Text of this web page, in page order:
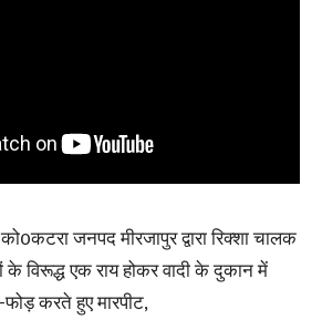
जनपद मीरजापुर द्वारा रिक्शा चालक
विरूद्ध एक राय होकर वादी के दुकान में
करते हुए मारपीट,